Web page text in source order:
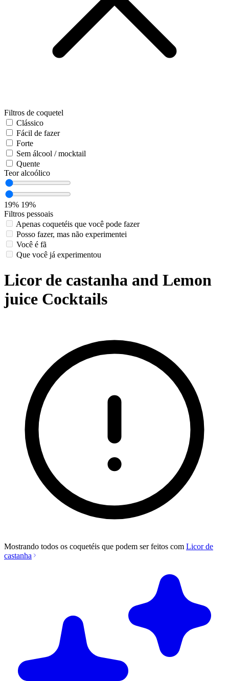
Filtros de coquetel
Clássico
Fácil de fazer
Forte
Sem álcool / mocktail
Quente
Teor alcoólico
19% 19%
Filtros pessoais
Apenas coquetéis que você pode fazer
Posso fazer, mas não experimentei
Você é fã
Que você já experimentou
Licor de castanha and Lemon
juice Cocktails
Mostrando todos os coquetéis que podem ser feitos com Licor de
castanha